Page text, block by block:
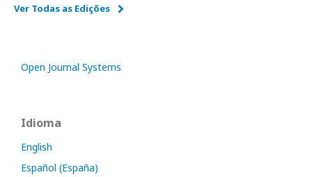
Ver Todas as Edições
Open Journal Systems
Idioma
English
Español (España)